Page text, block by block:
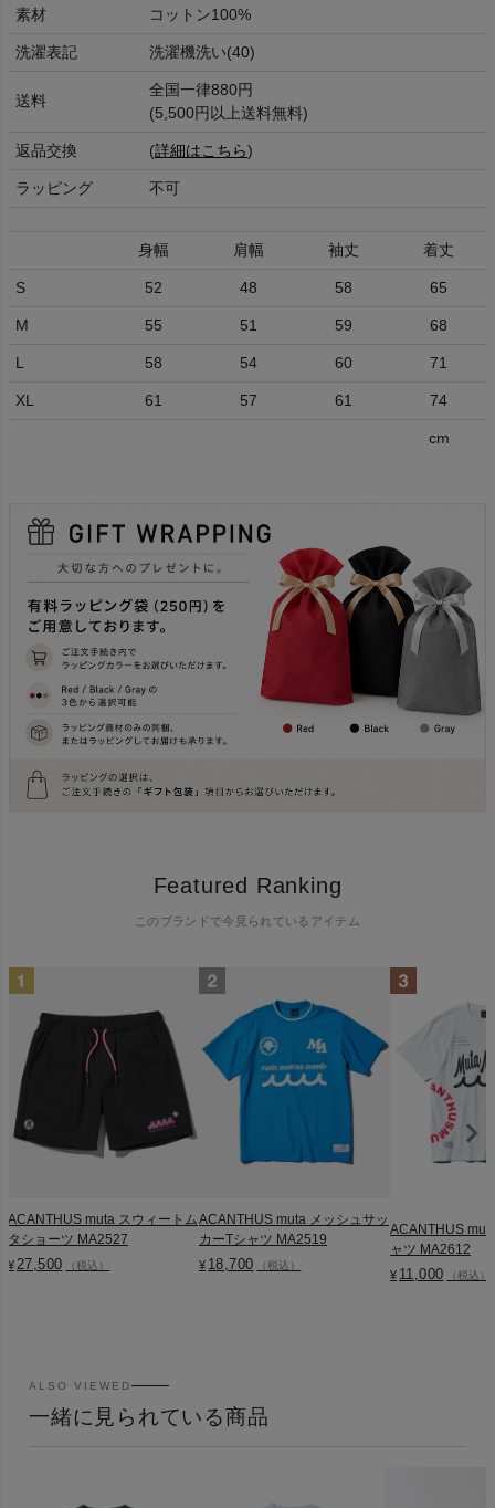
素材 コットン100%
洗濯表記 洗濯機洗い(40)
送料
全国一律880円
(5,500円以上送料無料)
返品交換 (詳細はこちら)
ラッピング 不可
身幅 肩幅 袖丈 着丈
S 52 48 58 65
M 55 51 59 68
L 58 54 60 71
XL 61 57 61 74
cm
Featured Ranking
このブランドで今見られているアイテム
ACANTHUS muta スウィートム
タショーツ MA2527
¥27,500 （税込）
ACANTHUS muta メッシュサッ
カーTシャツ MA2519
¥ 18,700 （税込）
ACANTHUS
ャツ MA2612
¥ 11,000 （税込）
ALSO VIEWED
一緒に見られている商品